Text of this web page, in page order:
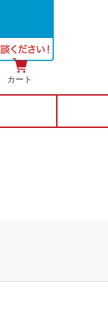
カート